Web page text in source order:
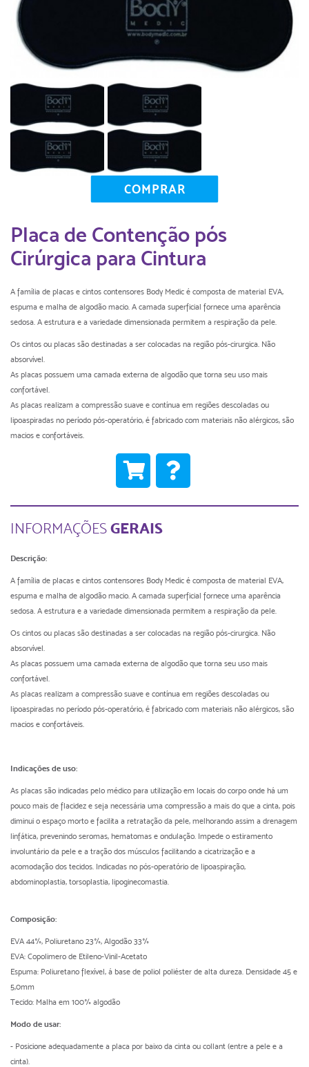
COMPRAR
Placa de Contenção pós
Cirúrgica para Cintura
A família de placas e cintos contensores Body Medic é composta de material EVA,
espuma e malha de algodão macio. A camada superficial fornece uma aparência
sedosa. A estrutura e a variedade dimensionada permitem a respiração da pele.
Os cintos ou placas são destinadas a ser colocadas na região pós-cirurgica. Não
absorvível.
As placas possuem uma camada externa de algodão que torna seu uso mais
confortável.
As placas realizam a compressão suave e contínua em regiões descoladas ou
lipoaspiradas no período pós-operatório, é fabricado com materiais não alérgicos, são
macios e confortáveis.
INFORMAÇÕES GERAIS
Descrição:
A família de placas e cintos contensores Body Medic é composta de material EVA,
espuma e malha de algodão macio. A camada superficial fornece uma aparência
sedosa. A estrutura e a variedade dimensionada permitem a respiração da pele.
Os cintos ou placas são destinadas a ser colocadas na região pós-cirurgica. Não
absorvível.
As placas possuem uma camada externa de algodão que torna seu uso mais
confortável.
As placas realizam a compressão suave e contínua em regiões descoladas ou
lipoaspiradas no período pós-operatório, é fabricado com materiais não alérgicos, são
macios e confortáveis.
Indicações de uso:
As placas são indicadas pelo médico para utilização em locais do corpo onde há um
pouco mais de flacidez e seja necessária uma compressão a mais do que a cinta, pois
diminui o espaço morto e facilita a retratação da pele, melhorando assim a drenagem
linfática, prevenindo seromas, hematomas e ondulação. Impede o estiramento
involuntário da pele e a tração dos músculos facilitando a cicatrização e a
acomodação dos tecidos. Indicadas no pós-operatório de lipoaspiração,
abdominoplastia, torsoplastia, lipoginecomastia.
Composição:
EVA 44%, Poliuretano 23%, Algodão 33%
EVA: Copolimero de Etileno-Vinil-Acetato
Espuma: Poliuretano flexível, á base de poliol poliéster de alta dureza. Densidade 45 e
5,0mm
Tecido: Malha em 100% algodão
Modo de usar:
- Posicione adequadamente a placa por baixo da cinta ou collant (entre a pele e a
cinta).